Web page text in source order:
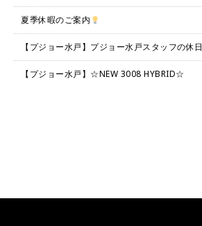
夏季休暇のご案内
【プジョー水戸】プジョー水戸スタッフの休日
【プジョー水戸】☆NEW 3008 HYBRID☆